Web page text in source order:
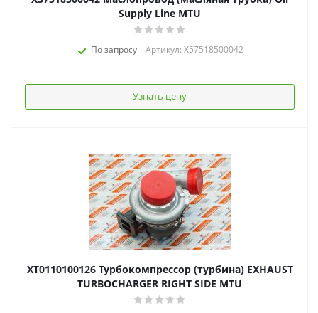
Supply Line MTU
По запросу Артикул: X57518500042
Узнать цену
XT0110100126 Турбокомпрессор (турбина) EXHAUST
TURBOCHARGER RIGHT SIDE MTU